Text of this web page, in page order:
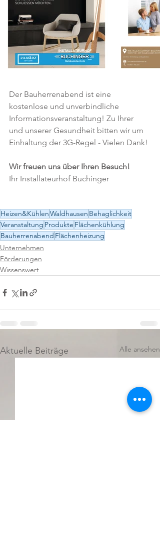
Der Bauherrenabend ist eine
kostenlose und unverbindliche
Informationsveranstaltung! Zu Ihrer
und unserer Gesundheit bitten wir um
Einhaltung der 3G-Regel - Vielen Dank!
Wir freuen uns über Ihren Besuch!
Ihr Installateurhof Buchinger
Heizen&KühlenWaldhausen Behaglichkeit
Veranstaltung Produkte Flächenkühlung
Bauherrenabend Flächenheizung
Unternehmen
Förderungen
Wissenswert
Aktuelle Beiträge Alle ansehen